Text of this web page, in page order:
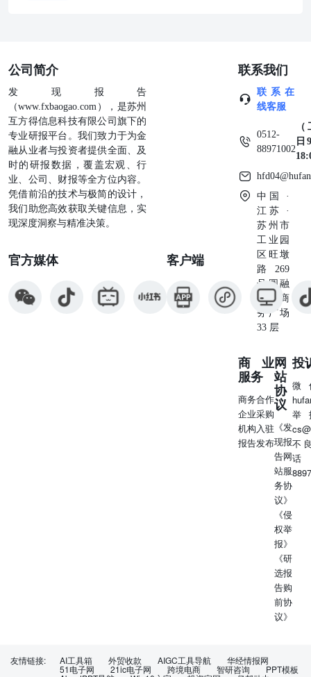
军。从发文规积增速看，印座在主要产出国家中装现最为突
国在科研产出规模和增长速度上保持领先，FWCI为1.30，
高于本领城全球平均水平；但与法国、加草大、西牙、德
国、英国和国等国象相比，平均引支影萌力和国际学术能前
力操时仍有提开空间 通过基于客观数据驱动的指标分析，
本报告总结了全球主要创新城市在CGT领域科研创新发展的
优劣势，有助于为城市科技创新规划、生物医药产业布局和
相关政策制定提供劳考，也有望助力全球CGT创新生态的高
质量发展。 I目录 01执行摘要03目录05报告简介07关键数字
1.1 全球科研发展态势09131.3全球科研产出最高的机构
161.4近五年领域高影响力学者923第2章细胞与基因治疗领
域城市创新指数关键数字2.1评估方法252.2评估结果31 报告
简介 城市作为创新生态的关键单元，在这一高质量发展阶
段的重要性愈发突出。整于CGT领域的战略意义，对城市在
CGT领域的创新力开展评估,有利于把提全球生物医学创新
中心的竞争态势,识别各城市的发展优劣势,从而为各城市制
定生物医药产业政策提供基于客观事实的精细参考,进而促
进全球 CGT 创新生态谨动发展。 在此背景下,本报告沿用
领域科研创新力为主线,通过构建一套科学的评估框架，系
统评价全球重点城市在科研产出规模、学术原创力、科研影
呐力和产学融合等维座的表现及变化起势，从宏观层面洞察
全球CGT科研创新格局的最新演进。报告第一章将对CGT领
域的全球科研发展态势进行概览式分析，包括对领或科研活
跃国家的科研表现概览，以及对领先机构和学者的稳理。第
二章将介绍CGT领威城市创新指数，包括指标框架的构建和
方法论,以及指数的整体排名结果。第三章将从科研资源、
学术原创力、科研影响力、产学融合等不同维座对比分析
CGT领减科研创新领先城市的表现和其各自的发展优势。
需要指出的是,报告缩制过程中虽已尽合理务力确保内客的
准确性与可靠性，但对于因数据更新、信息变动或外部环境
变化等因素影响,相关结果仍可能出现信差。本报告所提供
的信息及分析结果仅供研究与参考使用,不构成任何形式的
事实认定、评价结论、政策承诺、投资建议或决策依据。报
告所涉及的指标体系、排名结果及比较分析，旨在反映在统
一方法框架下的相对表现，不应被视为对任何国家、地区、
报市、机构或组织的绝对评价或价值判断。 本报告以客观
数据为依据，以CGT领域科研创新力为主线，通过构建一套
势，从宏观层面洞察全球CGT科研创新格局的最新演进。
公司简介
发现报告
（www.fxbaogao.com），是苏州
互方得信息科技有限公司旗下的
专业研报平台。我们致力于为金
融从业者与投资者提供全面、及
时的研报数据，覆盖宏观、行
业、公司、财报等全方位内容。
凭借前沿的技术与极简的设计，
我们助您高效获取关键信息，实
现深度洞察与精准决策。
官方媒体 客户端
联系我们
联系在
线客服
0512-
88971002
日
中国 ·
江苏 ·
苏州市
工业园
区旺墩
路269
号圆融
星座商
务广场
33 层
商业
服务
商务合作
企业采购
机构入驻
报告发布
网
站
协
议
《发
现报
告网
站服
务协
议》
《侵
权举
报》
《研
选报
告购
前协
议》
投
微
举
不
友情链接: AI工具箱 外贸收款 AIGC工具导航 华经情报网
51电子网 21ic电子网 跨境电商 智研咨询 PPT模板